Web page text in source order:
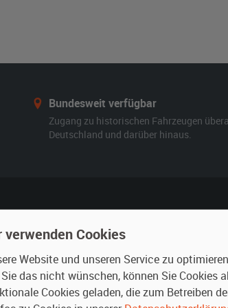
Bundesweit verfügbar
Zugang zu historischen Fahrzeugen
Deutschland und darüber hinaus.
Suche
Mieter
Fotos
Fragen für
verwenden Cookies
Website und unseren Service zu
das nicht wünschen, können Sie Cookies
Cookies geladen, die zum Betreiben